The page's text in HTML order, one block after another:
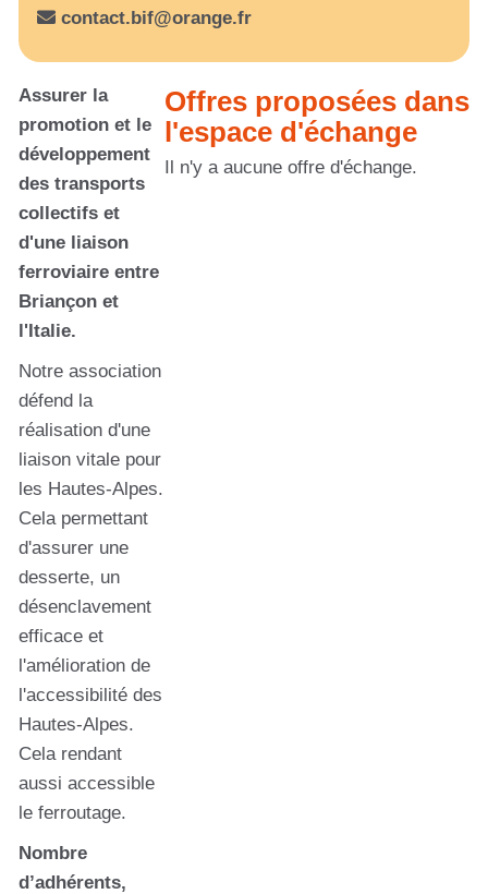
contact.bif@orange.fr
Assurer la
promotion et le
développement
des transports
collectifs et
d'une liaison
ferroviaire entre
Briançon et
l'Italie.
Notre association
défend la
réalisation d'une
liaison vitale pour
les Hautes-Alpes.
Cela permettant
d'assurer une
desserte, un
désenclavement
efficace et
l'amélioration de
l'accessibilité des
Hautes-Alpes.
Cela rendant
aussi accessible
le ferroutage.
Nombre
d’adhérents,
Offres proposées dans
l'espace d'échange
Il n'y a aucune offre d'échange.